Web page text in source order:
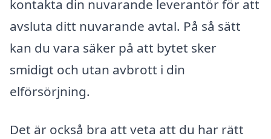
kontakta din nuvarande leverantör för att
avsluta ditt nuvarande avtal. På så sätt
kan du vara säker på att bytet sker
smidigt och utan avbrott i din
elförsörjning.
Det är också bra att veta att du har rätt